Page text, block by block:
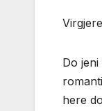
Do
here